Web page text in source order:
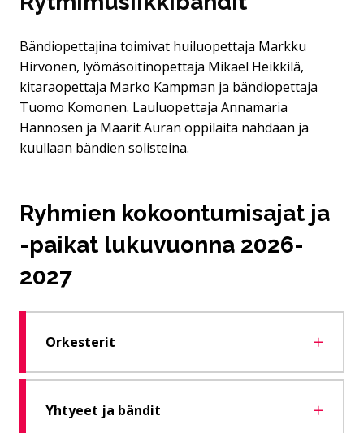
Bändiopettajina toimivat huiluopettaja Markku
Hirvonen, lyömäsoitinopettaja Mikael Heikkilä,
kitaraopettaja Marko Kampman ja bändiopettaja
Tuomo Komonen. Lauluopettaja Annamaria
Hannosen ja Maarit Auran oppilaita nähdään ja
kuullaan bändien solisteina.
Ryhmien kokoontumisajat ja
-paikat lukuvuonna 2026-
2027
Orkesterit
Yhtyeet ja bändit